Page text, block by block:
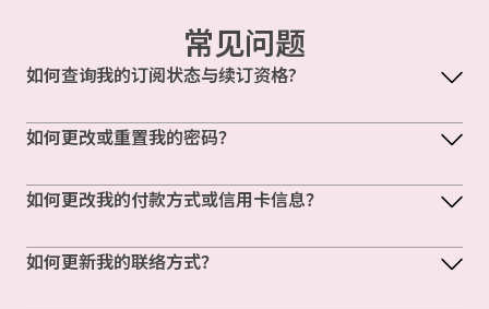
常见问题
如何查询我的订阅状态与续订资格?
如何更改或重置我的密码？
如何更改我的付款方式或信用卡信息？
如何更新我的联络方式？